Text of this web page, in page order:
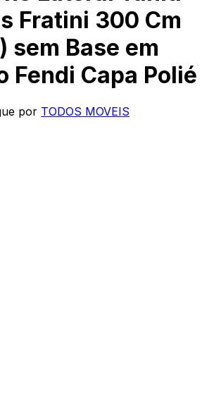
Fratini 300 Cm
sem Base em
Fendi Capa Polié
por TODOS MOVEIS